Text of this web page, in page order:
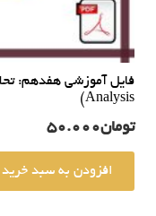
Analysis)
تومان50.000
افزودن به سبد خرید